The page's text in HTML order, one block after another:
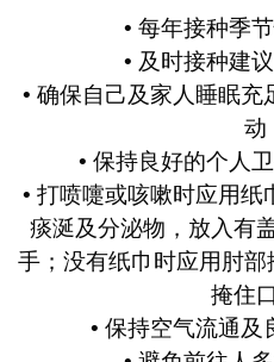
• 每年接种季
• 及时接种建
• 确保自己及家人睡眠
动
• 保持良好的个人
• 打喷嚏或咳嗽时应用
痰涎及分泌物，放入有
手；没有纸巾时应用肘
掩住
• 保持空气流通及